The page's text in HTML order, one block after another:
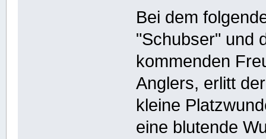
Bei dem
"Schubser" und
kommenden
Anglers, erlitt
kleine
eine blutende